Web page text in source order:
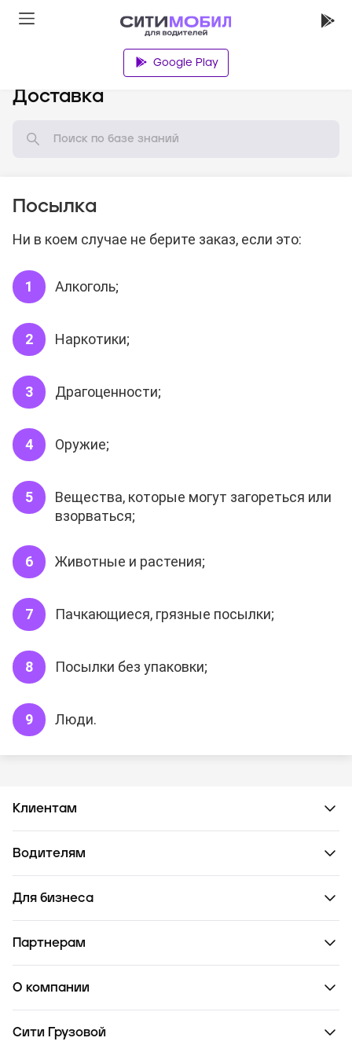
Google Play
Доставка
Посылка
Ни в коем случае не берите заказ, если это:
Алкоголь;
Наркотики;
Драгоценности;
Оружие;
Вещества, которые могут загореться или
взорваться;
Животные и растения;
Пачкающиеся, грязные посылки;
Посылки без упаковки;
Люди.
Клиентам
Водителям
Для бизнеса
Партнерам
О компании
Сити Грузовой